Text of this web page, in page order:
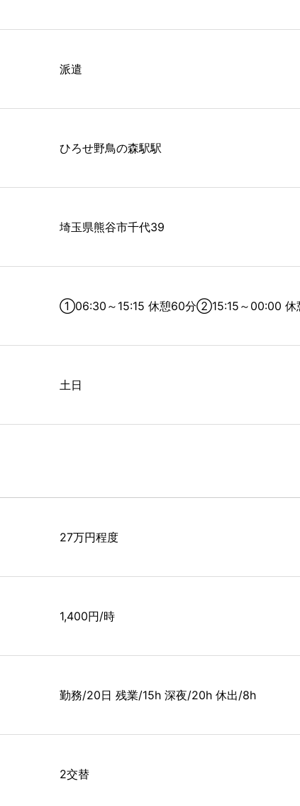
派遣
ひろせ野鳥の森駅駅
埼玉県熊谷市千代39
①06:30～15:15 休憩60分②15:15～00:00 休
土日
27万円程度
1,400円/時
勤務/20日 残業/15h 深夜/20h 休出/8h
2交替